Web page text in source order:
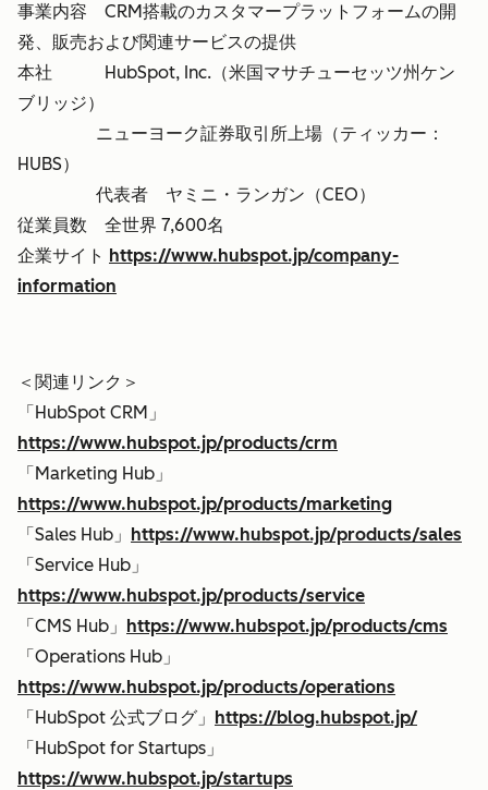
事業内容 CRM搭載のカスタマープラットフォームの開
発、販売および関連サービスの提供
本社 HubSpot, Inc.（米国マサチューセッツ州ケン
ブリッジ）
ニューヨーク証券取引所上場（ティッカー：
HUBS）
代表者 ヤミニ・ランガン（CEO）
従業員数 全世界 7,600名
企業サイト https://www.hubspot.jp/company-
information
＜関連リンク＞
「HubSpot CRM」
https://www.hubspot.jp/products/crm
「Marketing Hub」
https://www.hubspot.jp/products/marketing
「Sales Hub」 https://www.hubspot.jp/products/sales
「Service Hub」
https://www.hubspot.jp/products/service
「CMS Hub」 https://www.hubspot.jp/products/cms
「Operations Hub」
https://www.hubspot.jp/products/operations
「HubSpot 公式ブログ」 https://blog.hubspot.jp/
「HubSpot for Startups」
https://www.hubspot.jp/startups